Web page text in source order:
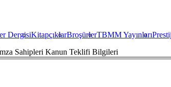
TBMM Yayınları
Broşürler
Kitapçıklar
Dergisi
Sahipleri Kanun Teklifi Bilgileri